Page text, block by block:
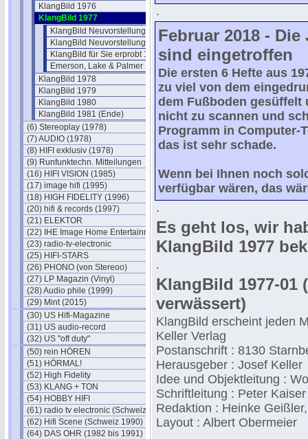
KlangBild 1976
KlangBild 1977
KlangBild Neuvorstellungen 1977
KlangBild Neuvorstellungen 1977 - 2
KlangBild für Sie erprobt 1977
Emerson, Lake & Palmer 1977
KlangBild 1978
KlangBild 1979
KlangBild 1980
KlangBild 1981 (Ende)
(6) Stereoplay (1978)
(7) AUDIO (1978)
(8) HIFI exklusiv (1978)
(9) Runfunktechn. Mitteilungen
(16) HIFI VISION (1985)
(17) image hifi (1995)
(18) HIGH FIDELITY (1996)
(20) hifi & records (1997)
(21) ELEKTOR
(22) IHE Image Home Entertainment
(23) radio-tv-electronic
(25) HIFI-STARS
(26) PHONO (von Stereoo)
(27) LP Magazin (Vinyl)
(28) Audio phile (1999)
(29) Mint (2015)
(30) US Hifi-Magazine
(31) US audio-record
(32) US "off duty"
(50) rein HÖREN
(51) HÖRMAL!
(52) High Fidelity
(53) KLANG + TON
(54) HOBBY HIFI
(61) radio tv electronic (Schweiz)
(62) Hifi Scene (Schweiz 1990)
(64) DAS OHR (1982 bis 1991)
.
Februar 2018 -
sind eingetroffen
Die ersten 6 Hefte aus
zu viel von dem
dem Fußboden gesüffelt
nicht zu scannen und
Programm in Computer-
das ist sehr schade.
Wenn bei Ihnen noch
verfügbar wären, das
.
Es geht los, wir
KlangBild 1977
.
KlangBild 1977-01
verwässert)
KlangBild erscheint jeden
Keller Verlag
Postanschrift : 8130
Herausgeber : Josef Keller
Idee und Objektleitung :
Schriftleitung : Peter Kaiser
Redaktion : Heinke
Layout : Albert Obermeier